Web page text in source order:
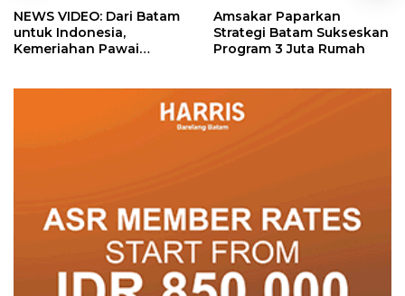
NEWS VIDEO: Dari Batam
untuk Indonesia,
Kemeriahan Pawai
Amsakar Paparkan
Strategi Batam Sukseskan
Program 3 Juta Rumah